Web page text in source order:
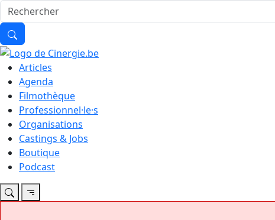
Articles
Agenda
Filmothèque
Professionnel·le·s
Organisations
Castings & Jobs
Boutique
Podcast